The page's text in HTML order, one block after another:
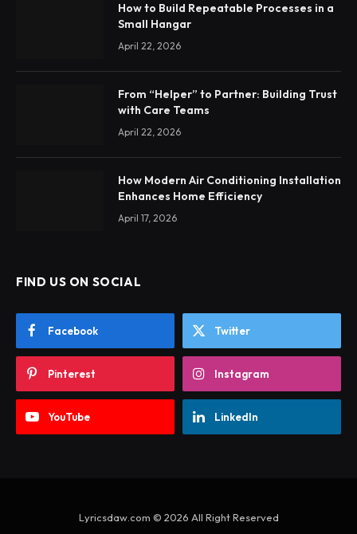
How to Build Repeatable Processes in a
Small Hangar
April 22, 2026
From “Helper” to Partner: Building Trust
with Care Teams
April 22, 2026
How Modern Air Conditioning Installation
Enhances Home Efficiency
April 17, 2026
FIND US ON SOCIAL
Facebook Twitter
Pinterest Instagram
YouTube LinkedIn
Lyricsdaw.com © 2026 All Right Reserved